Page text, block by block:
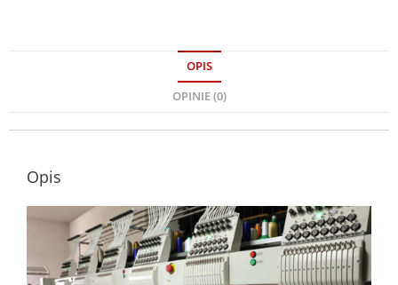
OPIS
OPINIE (0)
Opis